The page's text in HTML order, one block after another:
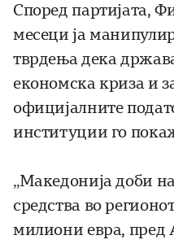
Според партијата,
месеци ја
тврдења дека
економска криза и
официјалните
институции го
„Македонија доби
средства во
милиони евра, пред